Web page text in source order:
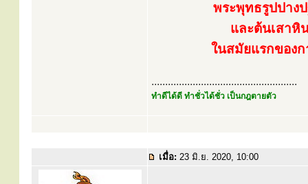
พระพุทธรูปปาง
และต้นเสาหิ
ในสมัยแรกของ
.....................................................
ทำดีได้ดี ทำชั่วได้ชั่ว เป็นกฎตายตัว
เมื่อ: 23 มิ.ย. 2020, 10:00